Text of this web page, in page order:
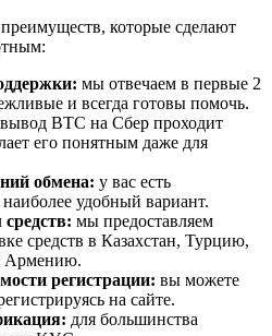
которые сделают
мы отвечаем в первые 2
и всегда готовы помочь.
вывод BTC на Сбер проходит
его понятным даже для
обмена: у вас есть
удобный вариант.
мы предоставляем
средств в Казахстан, Турцию,
Армению.
регистрации: вы можете
на сайте.
для большинства